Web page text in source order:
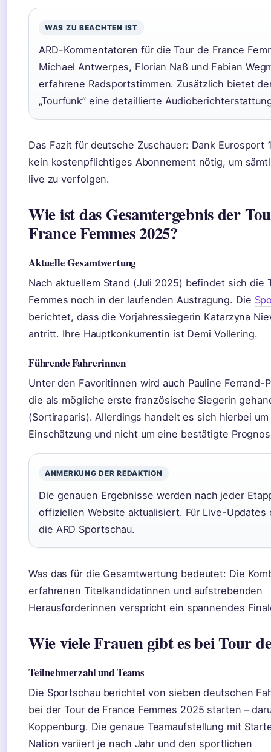
WAS ZU BEACHTEN IST
ARD-Kommentatoren für die Tour de France
Michael Antwerpes, Florian Naß und Fabian
erfahrene Radsportstimmen. Zusätzlich bietet
„Tourfunk” eine detaillierte
Das Fazit für deutsche Zuschauer: Dank Eurosport
kein kostenpflichtiges Abonnement nötig, um
live zu verfolgen.
Wie ist das Gesamtergebnis der
France Femmes 2025?
Aktuelle Gesamtwertung
Nach aktuellem Stand (Juli 2025) befindet sich die
Femmes noch in der laufenden Austragung. Die
berichtet, dass die Vorjahressiegerin Katarzyna
antritt. Ihre Hauptkonkurrentin ist Demi Vollering.
Führende Fahrerinnen
Unter den Favoritinnen wird auch Pauline Ferrand-
die als mögliche erste französische Siegerin
(Sortiraparis). Allerdings handelt es sich hierbei
Einschätzung und nicht um eine bestätigte
ANMERKUNG DER REDAKTION
Die genauen Ergebnisse werden nach jeder
offiziellen Website aktualisiert. Für Live-Updates
die ARD Sportschau.
Was das für die Gesamtwertung bedeutet: Die
erfahrenen Titelkandidatinnen und aufstrebenden
Herausforderinnen verspricht ein spannendes
Wie viele Frauen gibt es bei Tour
Teilnehmerzahl und Teams
Die Sportschau berichtet von sieben deutschen
bei der Tour de France Femmes 2025 starten –
Koppenburg. Die genaue Teamaufstellung mit
Nation variiert je nach Jahr und den sportlichen